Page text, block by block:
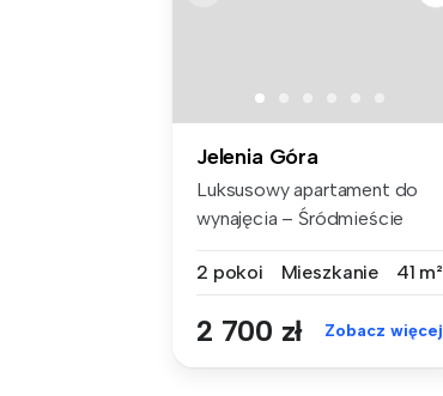
Jelenia Góra
Luksusowy apartament do
wynajęcia – Śródmieście
2 pokoi
Mieszkanie 41 m²
2 700 zł Zobacz więcej